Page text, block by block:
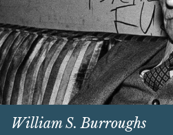
William S. Burroughs